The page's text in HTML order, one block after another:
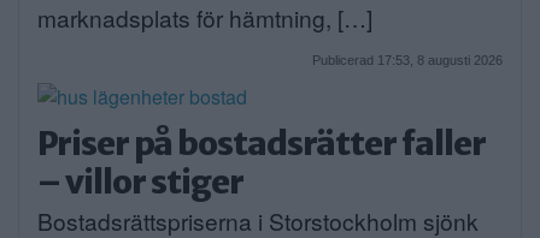
marknadsplats för hämtning, […]
Publicerad 17:53, 8 augusti 2026
Priser på bostadsrätter faller
– villor stiger
Bostadsrättspriserna i Storstockholm sjönk